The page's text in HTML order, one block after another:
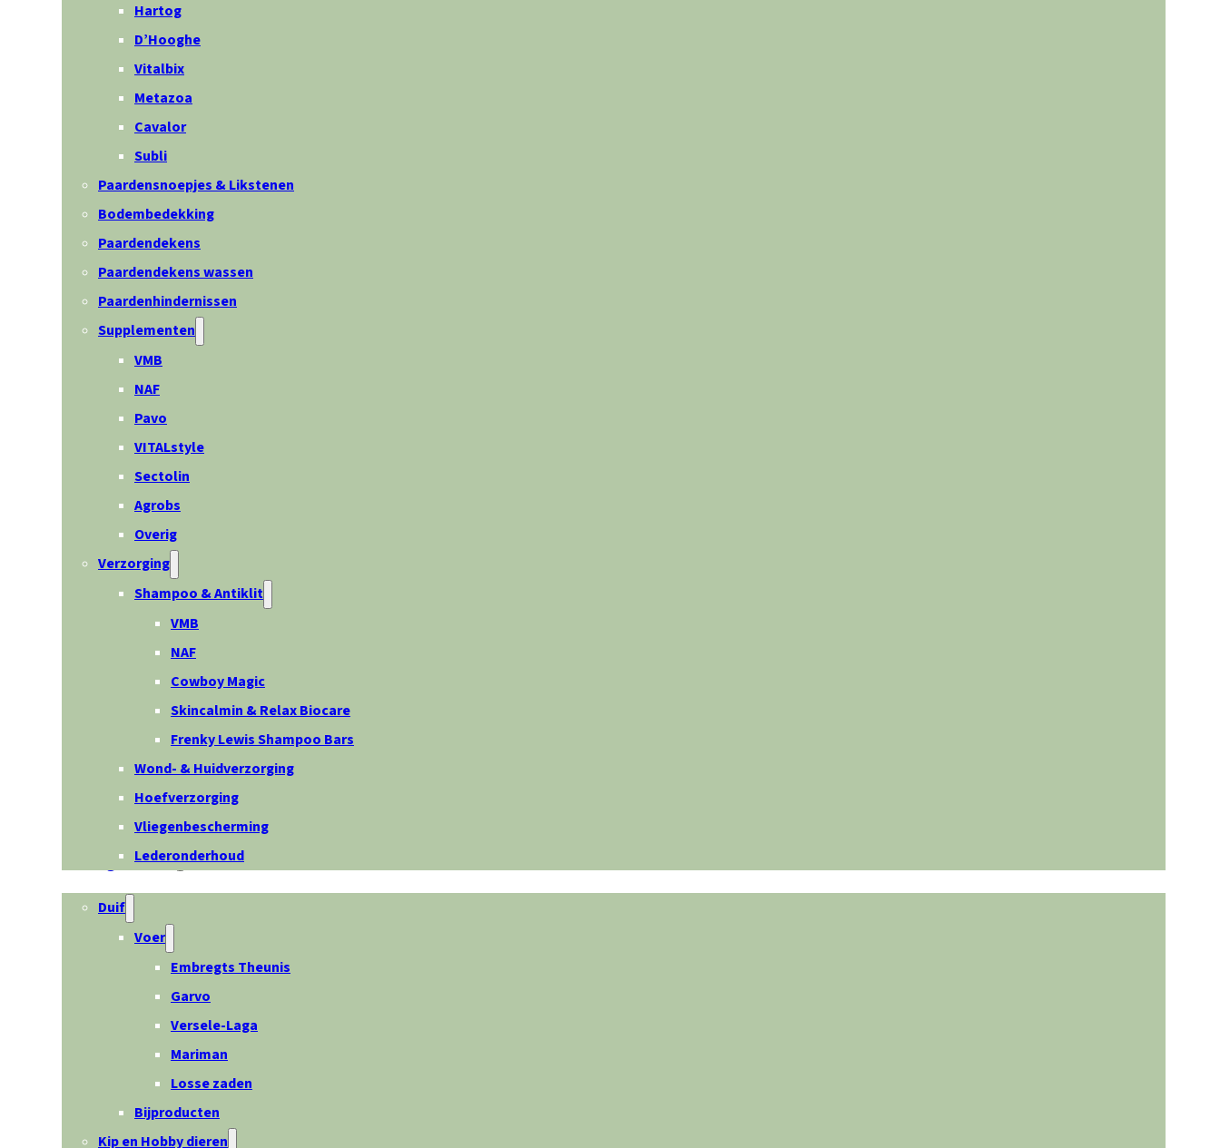
Hartog
D’Hooghe
Vitalbix
Metazoa
Cavalor
Subli
Paardensnoepjes & Likstenen
Bodembedekking
Paardendekens
Paardendekens wassen
Paardenhindernissen
Supplementen
VMB
NAF
Pavo
VITALstyle
Sectolin
Agrobs
Overig
Verzorging
Shampoo & Antiklit
VMB
NAF
Cowboy Magic
Skincalmin & Relax Biocare
Frenky Lewis Shampoo Bars
Wond- & Huidverzorging
Hoefverzorging
Vliegenbescherming
Lederonderhoud
Overige dieren
Duif
Voer
Embregts Theunis
Garvo
Versele-Laga
Mariman
Losse zaden
Bijproducten
Kip en Hobby dieren